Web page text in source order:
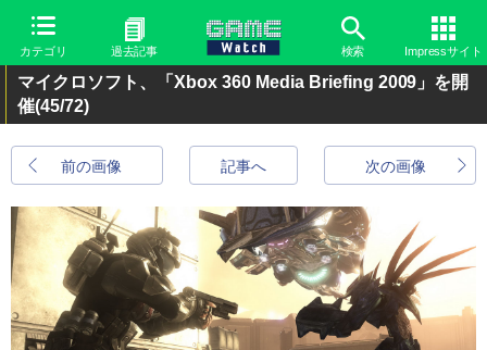
カテゴリ 過去記事 検索 Impressサイト
マイクロソフト、「Xbox 360 Media Briefing 2009」を開
催(45/72)
前の画像 次の画像
記事へ